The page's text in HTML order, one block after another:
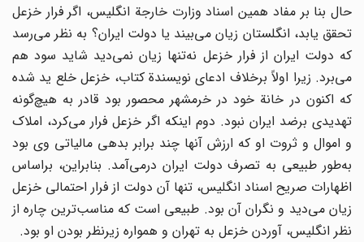
حال بنا بر مفاد همین اسناد وزارت خارجة انگلیس، اگر فرار خزعل
تحقق یابد، انگلستان زیان می‌بیند یا دولت ایران؟ به نظر می‌رسد
که دولت ایران از فرار خزعل نه‌تنها زیان نمی‌دید شاید سود هم
می‌برد. زیرا اولاً برخلاف ادعای نویسندة کتاب، خزعل خلع ید شده
که اکنون در خانة خود در خرمشهر محصور بود قادر به هیچ‌گونه
تهدیدی برضد ایران نبود. دوم اینکه اگر خزعل فرار می‌کرد، املاک
و اموال و ثروت او که ارزش آنها چند برابر بدهی مالیاتی وی بود
به‌طور طبیعی به تصرف دولت ایران درمی‌آمد. بنابراین، براساس
اظهارات صریح اسناد انگلیس، تنها آن دولت از فرار احتمالی خزعل
زیان می‌دید و نگران آن بود. طبیعی است که مناسب‌ترین چاره از
نظر انگلیس، آوردن خزعل به تهران و همواره زیرنظر بودن او بود.